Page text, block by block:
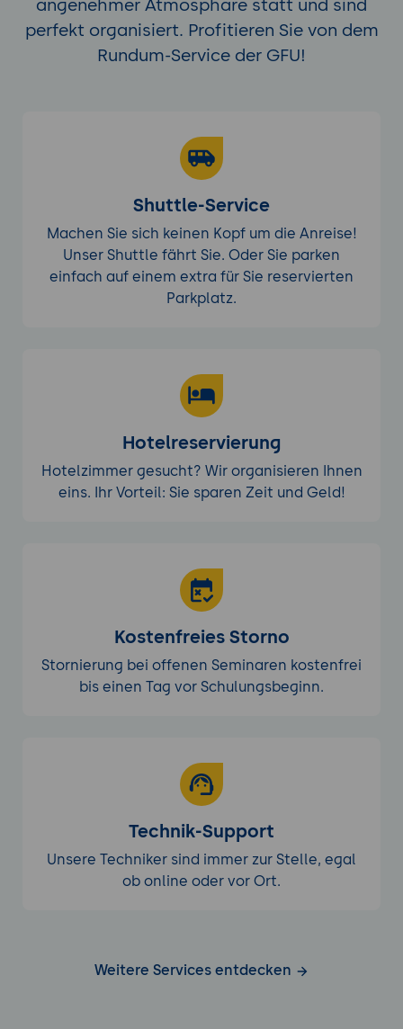
angenehmer Atmosphäre statt und sind
perfekt organisiert. Profitieren Sie von dem
Rundum-Service der GFU!
Shuttle-Service
Machen Sie sich keinen Kopf um die Anreise!
Unser Shuttle fährt Sie. Oder Sie parken
einfach auf einem extra für Sie reservierten
Parkplatz.
Hotelreservierung
Hotelzimmer gesucht? Wir organisieren Ihnen
eins. Ihr Vorteil: Sie sparen Zeit und Geld!
Kostenfreies Storno
Stornierung bei offenen Seminaren kostenfrei
bis einen Tag vor Schulungsbeginn.
Technik-Support
Unsere Techniker sind immer zur Stelle, egal
ob online oder vor Ort.
Weitere Services entdecken